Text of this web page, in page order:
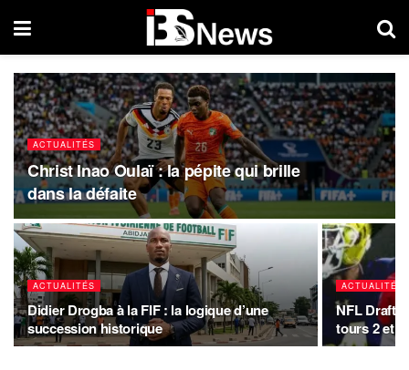
ACTUALITÉS
Christ Inao Oulaï : la pépite qui brille
dans la défaite
ACTUALITÉS
Didier Drogba à la FIF : la logique d’une
succession historique
ACTUALITÉS
NFL Draft
tours 2 et 3